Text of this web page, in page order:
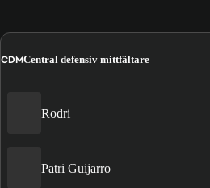
CDMCentral defensiv mittfältare
Rodri
Patri Guijarro